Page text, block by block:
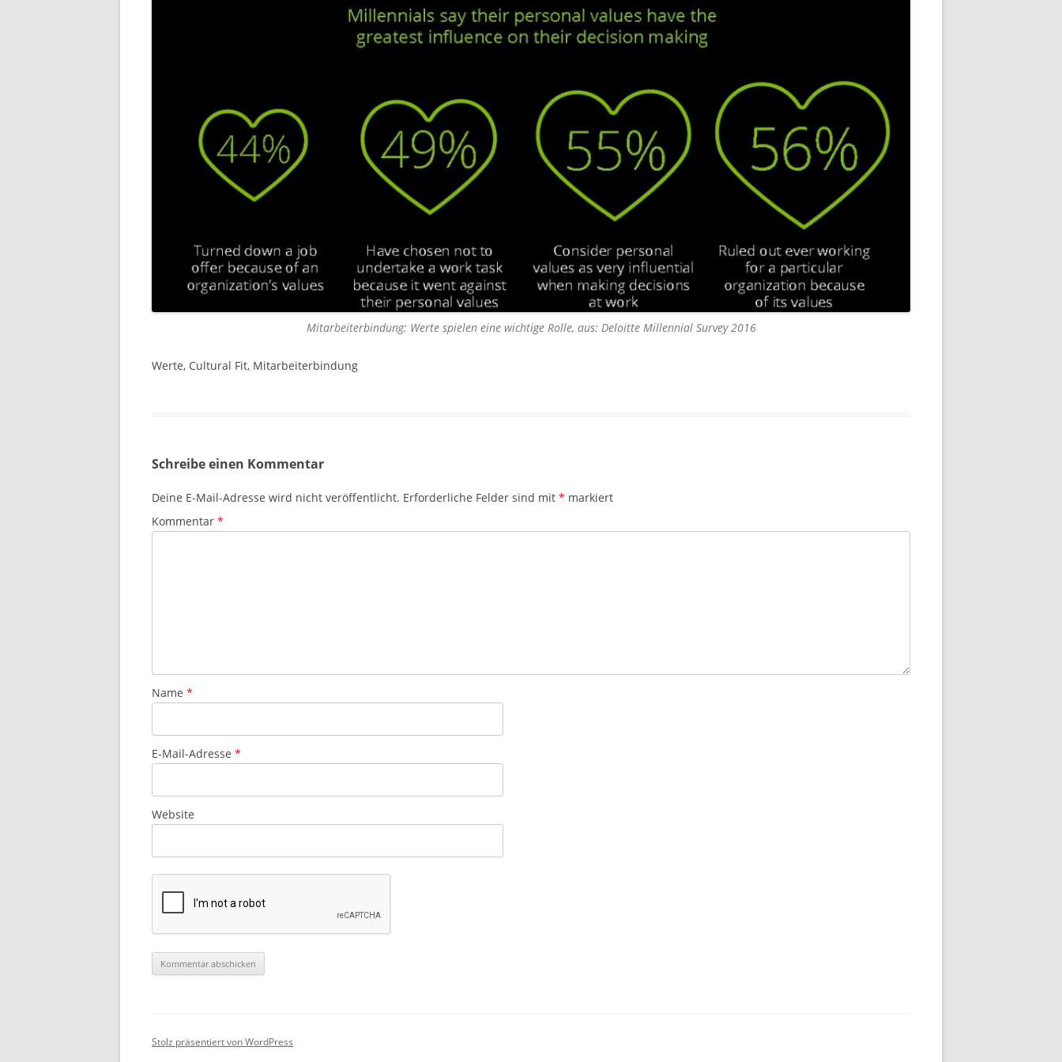
Mitarbeiterbindung: Werte spielen eine wichtige Rolle, aus: Deloitte Millennial Survey 2016
Werte, Cultural Fit, Mitarbeiterbindung
Schreibe einen Kommentar
Deine E-Mail-Adresse wird nicht veröffentlicht. Erforderliche Felder sind mit * markiert
Kommentar *
Name *
E-Mail-Adresse *
Website
Stolz präsentiert von WordPress